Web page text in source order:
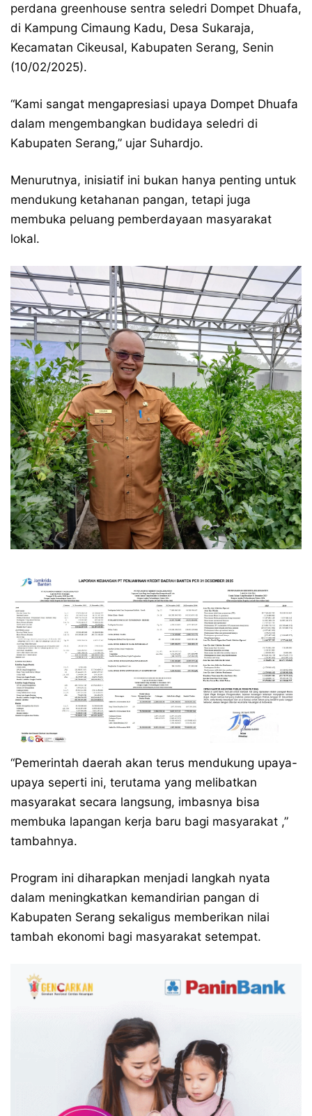
perdana greenhouse sentra seledri Dompet Dhuafa,
di Kampung Cimaung Kadu, Desa Sukaraja,
Kecamatan Cikeusal, Kabupaten Serang, Senin
(10/02/2025).
“Kami sangat mengapresiasi upaya Dompet Dhuafa
dalam mengembangkan budidaya seledri di
Kabupaten Serang,” ujar Suhardjo.
Menurutnya, inisiatif ini bukan hanya penting untuk
mendukung ketahanan pangan, tetapi juga
membuka peluang pemberdayaan masyarakat
lokal.
“Pemerintah daerah akan terus mendukung upaya-
upaya seperti ini, terutama yang melibatkan
masyarakat secara langsung, imbasnya bisa
membuka lapangan kerja baru bagi masyarakat ,”
tambahnya.
Program ini diharapkan menjadi langkah nyata
dalam meningkatkan kemandirian pangan di
Kabupaten Serang sekaligus memberikan nilai
tambah ekonomi bagi masyarakat setempat.